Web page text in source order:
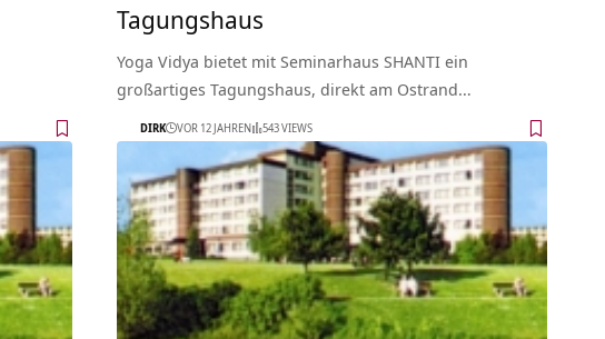
Tagungshaus
Yoga Vidya bietet mit Seminarhaus SHANTI ein
großartiges Tagungshaus, direkt am Ostrand…
DIRK VOR 12 JAHREN 543 VIEWS